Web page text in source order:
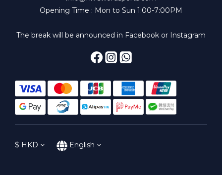
Opening Time : Mon to Sun 1:00-7:00PM
The break will be announced in Facebook or Instagram
$ HKD English